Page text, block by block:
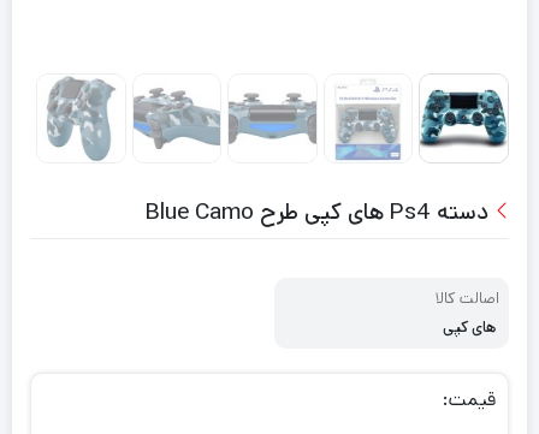
دسته Ps4 های کپی طرح Blue Camo
اصالت کالا
های کپی
قیمت: